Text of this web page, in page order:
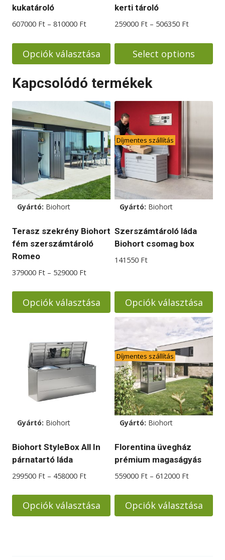
választhatók
választhatók
kukatároló
607000 Ft – 810000 FtÁrtartomány:
-
810000 Ft
Opciók választása
a
több
variációja
van.
változatok
a
termékoldalon
választhatók
kerti tároló
259000 Ft – 506350 Ft
-
506350 Ft
Select options
a
több
variációja
van.
A
változatok
a
termékoldalon
választhatók
Kapcsolódó termékek
Gyártó: Biohort
Terasz szekrény Biohort
fém szerszámtároló
Romeo
379000 Ft – 529000 FtÁrtartomány:
529000 Ft
Opciók választása
terméknek
több
variációja
termékoldalon
választhatók
Díjmentes szállítás
Gyártó: Biohort
Szerszámtároló láda
Biohort csomag box
141550 Ft
Opciók választása
Ennek
terméknek
több
variációja
van.
A
változatok
termékoldalon
választhatók
Gyártó: Biohort
Biohort StyleBox All In
párnatartó láda
299500 Ft – 458000 FtÁrtartomány:
-
458000 Ft
Opciók választása
Díjmentes szállítás
Gyártó: Biohort
Florentina üvegház
prémium magaságyás
559000 Ft – 612000 Ft
-
612000 Ft
Opciók választása